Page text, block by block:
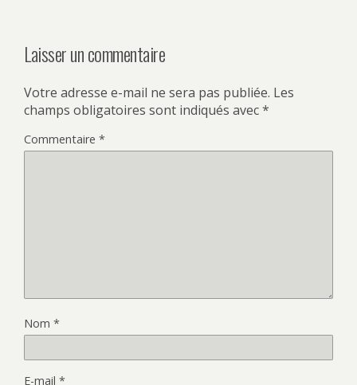
Laisser un commentaire
Votre adresse e-mail ne sera pas publiée. Les
champs obligatoires sont indiqués avec*
Commentaire *
Nom *
E-mail *